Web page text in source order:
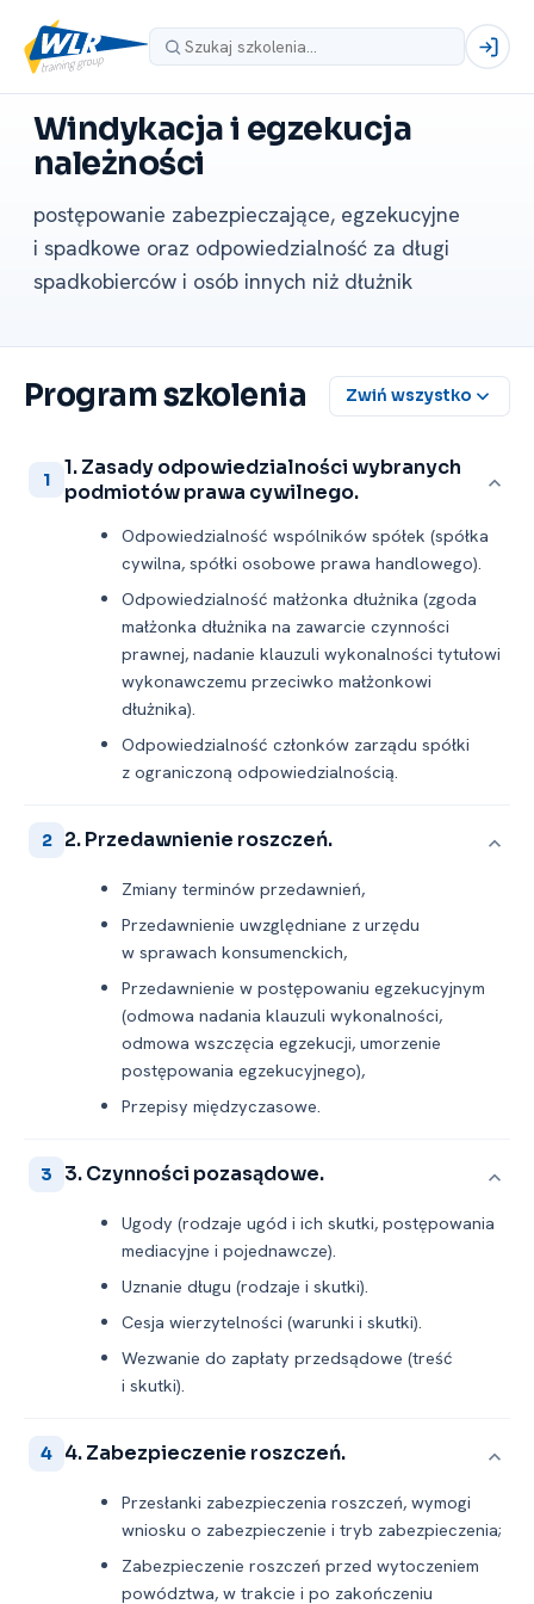
Windykacja i egzekucja
należności
postępowanie zabezpieczające, egzekucyjne
i spadkowe oraz odpowiedzialność za długi
spadkobierców i osób innych niż dłużnik
Program szkolenia Zwiń wszystko
1
1. Zasady odpowiedzialności wybranych
podmiotów prawa cywilnego.
Odpowiedzialność wspólników spółek (spółka
cywilna, spółki osobowe prawa handlowego).
Odpowiedzialność małżonka dłużnika (zgoda
małżonka dłużnika na zawarcie czynności
prawnej, nadanie klauzuli wykonalności tytułowi
wykonawczemu przeciwko małżonkowi
dłużnika).
Odpowiedzialność członków zarządu spółki
z ograniczoną odpowiedzialnością.
2 2. Przedawnienie roszczeń.
Zmiany terminów przedawnień,
Przedawnienie uwzględniane z urzędu
w sprawach konsumenckich,
Przedawnienie w postępowaniu egzekucyjnym
(odmowa nadania klauzuli wykonalności,
odmowa wszczęcia egzekucji, umorzenie
postępowania egzekucyjnego),
Przepisy międzyczasowe.
3 3. Czynności pozasądowe.
Ugody (rodzaje ugód i ich skutki, postępowania
mediacyjne i pojednawcze).
Uznanie długu (rodzaje i skutki).
Cesja wierzytelności (warunki i skutki).
Wezwanie do zapłaty przedsądowe (treść
i skutki).
4 4. Zabezpieczenie roszczeń.
Przesłanki zabezpieczenia roszczeń, wymogi
wniosku o zabezpieczenie i tryb zabezpieczenia;
Zabezpieczenie roszczeń przed wytoczeniem
powództwa, w trakcie i po zakończeniu